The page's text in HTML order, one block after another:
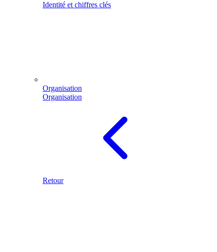
Identité et chiffres clés
Organisation
Organisation
Retour